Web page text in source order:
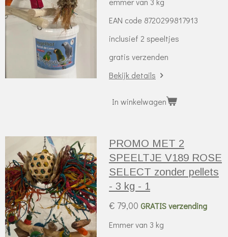
EAN code 8720299817913
inclusief 2 speeltjes
gratis verzenden
Bekijk details
In winkelwagen
PROMO MET 2
SPEELTJE V189 ROSE
SELECT zonder pellets
- 3 kg - 1
€ 79,00 GRATIS verzending
Emmer van 3 kg